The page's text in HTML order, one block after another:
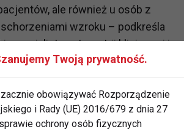
ale również u osób z
wzroku – podkreśla
specjalista optometrii klinicznej i
z Centrum Okulistycznego Nowy
widzenia są regularne ćwiczenia
do potrzeb pacjenta i jego
Twoją prywatność.
obowiązywać Rozporządzenie
i Rady (UE) 2016/679 z dnia 27
ochrony osób fizycznych